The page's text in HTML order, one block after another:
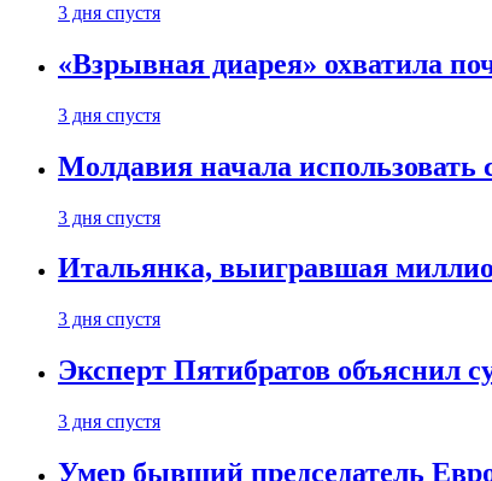
3 дня спустя
«Взрывная диарея» охватила
3 дня спустя
Молдавия начала использовать
3 дня спустя
Итальянка, выигравшая
3 дня спустя
Эксперт Пятибратов объяснил
3 дня спустя
Умер бывший председатель